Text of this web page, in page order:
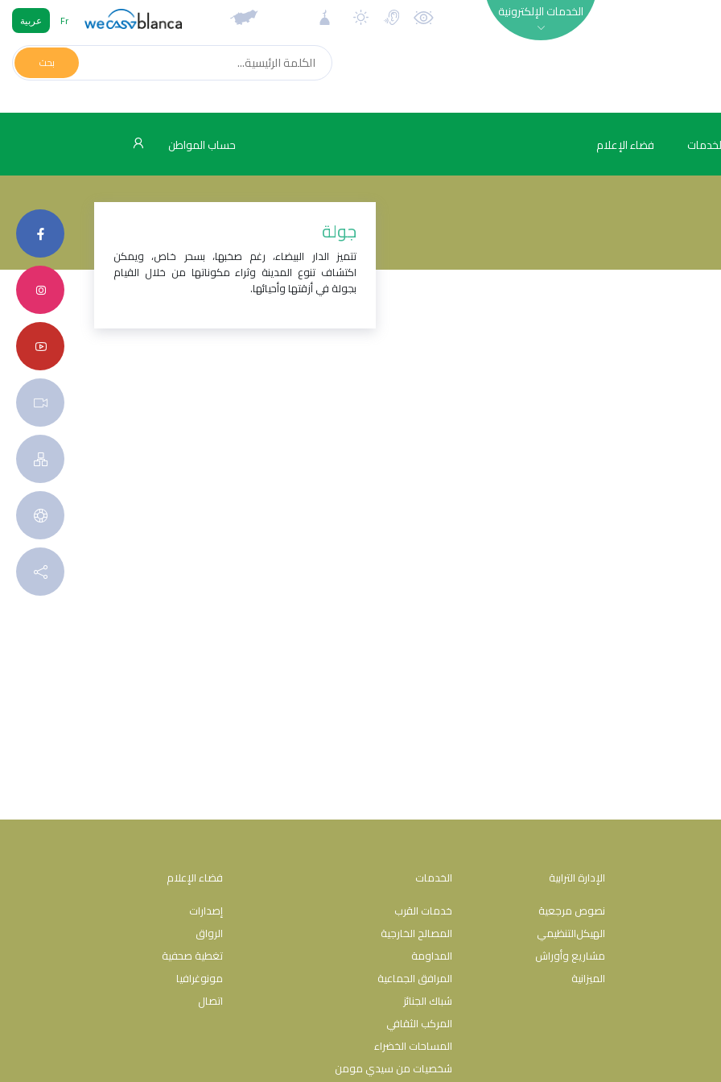
الخدمات الإلكترونية Fr عربية
بحث
فضاء الإعلام حساب المواطن
جولة
تتميز الدار البيضاء، رغم صخبها، بسحر خاص، ويمكن
اكتشاف تنوع المدينة وثراء مكوناتها من خلال القيام
بجولة في أزقتها وأحيائها.
الإدارة الترابية
نصوص مرجعية
اﻟﻬﯿﻜﻞاﻟﺘﻨﻈﯿﻤﻲ
مشاريع وأوراش
الميزانية
الخدمات
خدمات القرب
المصالح الخارجية
المداومة
المرافق الجماعية
شباك الجنائز
المركب الثقافي
المساحات الخضراء
شخصيات من سيدي مومن
فضاء الإعلام
إصدارات
الرواق
تغطية صحفية
مونوغرافيا
اتصال